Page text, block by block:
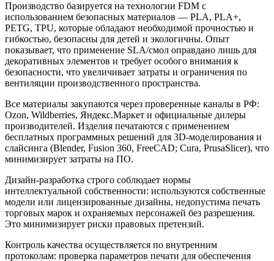
Производство базируется на технологии FDM с
использованием безопасных материалов — PLA, PLA+,
PETG, TPU, которые обладают необходимой прочностью и
гибкостью, безопасны для детей и экологичны. Опыт
показывает, что применение SLA/смол оправдано лишь для
декоративных элементов и требует особого внимания к
безопасности, что увеличивает затраты и ограничения по
вентиляции производственного пространства.
Все материалы закупаются через проверенные каналы в РФ:
Ozon, Wildberries, Яндекс.Маркет и официальные дилеры
производителей. Изделия печатаются с применением
бесплатных программных решений для 3D-моделирования и
слайсинга (Blender, Fusion 360, FreeCAD; Cura, PrusaSlicer), что
минимизирует затраты на ПО.
Дизайн-разработка строго соблюдает нормы
интеллектуальной собственности: используются собственные
модели или лицензированные дизайны, недопустима печать
торговых марок и охраняемых персонажей без разрешения.
Это минимизирует риски правовых претензий.
Контроль качества осуществляется по внутренним
протоколам: проверка параметров печати для обеспечения